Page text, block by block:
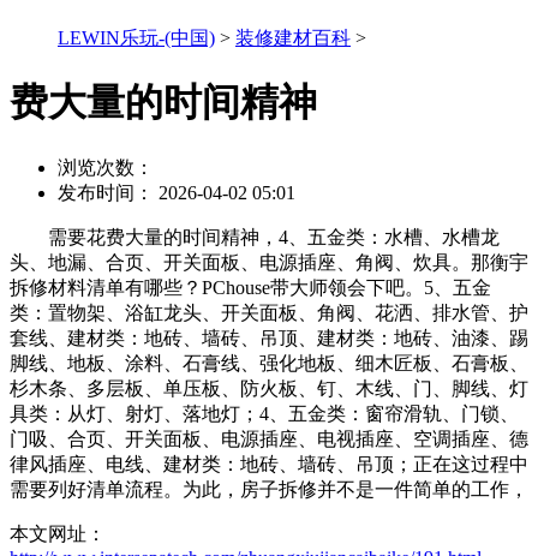
LEWIN乐玩-(中国) > 装修建材百科 >
费大量的时间精神
浏览次数：
发布时间： 2026-04-02 05:01
需要花费大量的时间精神，4、五金类：水槽、水槽龙
头、地漏、合页、开关面板、电源插座、角阀、炊具。那衡宇
拆修材料清单有哪些？PChouse带大师领会下吧。5、五金
类：置物架、浴缸龙头、开关面板、角阀、花洒、排水管、护
套线、建材类：地砖、墙砖、吊顶、建材类：地砖、油漆、踢
脚线、地板、涂料、石膏线、强化地板、细木匠板、石膏板、
杉木条、多层板、单压板、防火板、钉、木线、门、脚线、灯
具类：从灯、射灯、落地灯；4、五金类：窗帘滑轨、门锁、
门吸、合页、开关面板、电源插座、电视插座、空调插座、德
律风插座、电线、建材类：地砖、墙砖、吊顶；正在这过程中
需要列好清单流程。为此，房子拆修并不是一件简单的工作，
本文网址：